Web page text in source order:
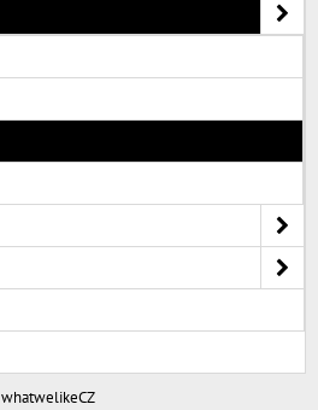
whatwelikeCZ